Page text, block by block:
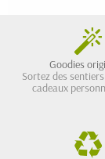
Goodies
Sortez des
cadeaux